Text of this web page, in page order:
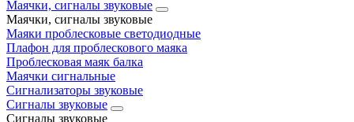
Маячки, сигналы звуковые
Маячки, сигналы звуковые
Маяки проблесковые светодиодные
Плафон для проблескового маяка
Проблесковая маяк балка
Маячки сигнальные
Сигнализаторы звуковые
Сигналы звуковые
Сигналы звуковые